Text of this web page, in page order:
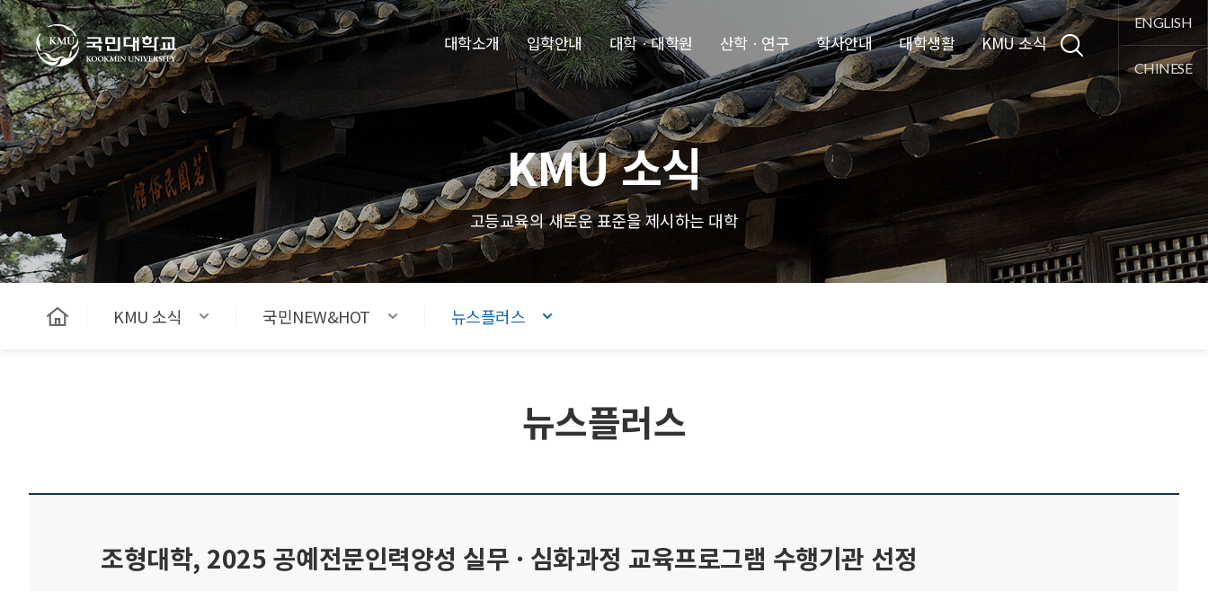
주메뉴 바로가기
본문내용 바로가기
푸터 바로가기
국민대학교
대학소개 입학안내 대학ㆍ대학원 산학ㆍ연구 학사안내 대학생활 KMU 소식
통합검색
ENGLISH
CHINESE
KMU 소식
고등교육의 새로운 표준을 제시하는 대학
KMU 소식 국민NEW&HOT 뉴스플러스
뉴스플러스
조형대학, 2025 공예전문인력양성 실무 · 심화과정 교육프로그램 수행기관 선정